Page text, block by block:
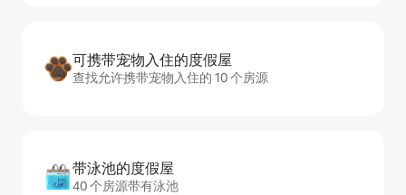
可携带宠物入住的度假屋
查找允许携带宠物入住的 10 个房源
带泳池的度假屋
40 个房源带有泳池